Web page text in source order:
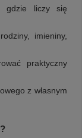
gdzie liczy się
imieniny,
praktyczny
z własnym